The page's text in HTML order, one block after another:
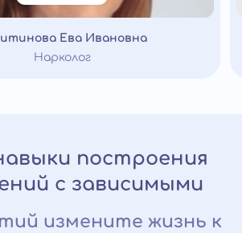
Ева Ивановна
Нарколог
построения
с зависимыми
измените жизнь к